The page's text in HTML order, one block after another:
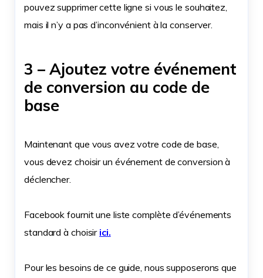
pouvez supprimer cette ligne si vous le souhaitez,
mais il n’y a pas d’inconvénient à la conserver.
3 – Ajoutez votre événement
de conversion au code de
base
Maintenant que vous avez votre code de base,
vous devez choisir un événement de conversion à
déclencher.
Facebook fournit une liste complète d’événements
standard à choisir ici.
Pour les besoins de ce guide, nous supposerons que